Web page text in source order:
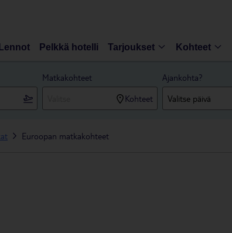
Lennot Pelkkä hotelli Tarjoukset Kohteet
Matkakohteet
Kohteet
Ajankohta?
Euroopan matkakohteet